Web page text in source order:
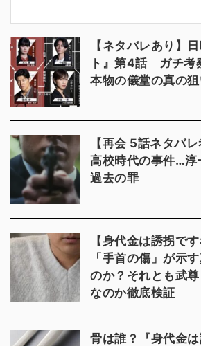
【ネタバレあり】
ト』第4話 ガチ考
本物の儀堂の真の狙
【再会 5話ネタバ
高校時代の事件…淳
過去の罪
【身代金は誘拐で
「手首の傷」が示
のか？それとも武尊
なのか徹底検証
骨は誰？『身代金